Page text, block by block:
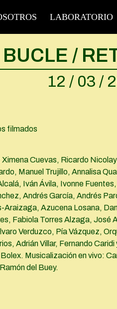
LABORATORIO
/
12 / 03 /
filmados
Cuevas, Ricardo
Manuel Trujillo, Annalisa
Iván Ávila, Ivonne
Andrés García, Andrés
Araizaga, Azucena Losana,
Fabiola Torres Alzaga, José
Verduzco, Pía Vázquez,
Adrián Villar, Fernando Caridi
Musicalización en vivo:
del Buey.